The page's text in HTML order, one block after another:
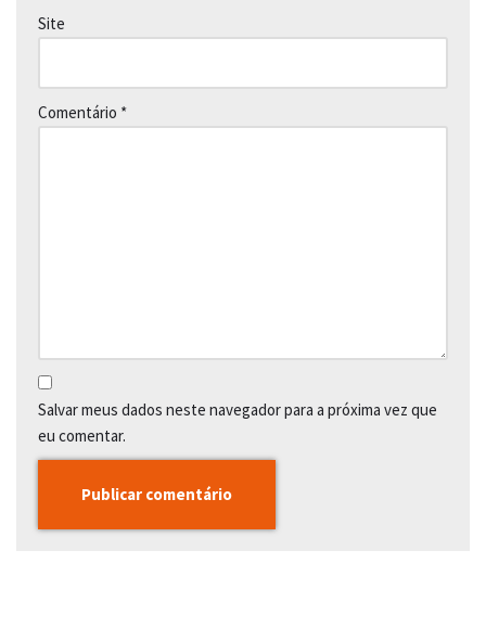
Site
Comentário *
Salvar meus dados neste navegador para a próxima vez que
eu comentar.